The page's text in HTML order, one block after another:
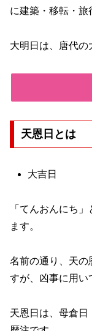
に建築・移転・旅
大明日は、唐代の
天恩日とは
大吉日
「てんおんにち
ます。
名前の通り、天の
すが、凶事に用い
天恩日は、母倉日